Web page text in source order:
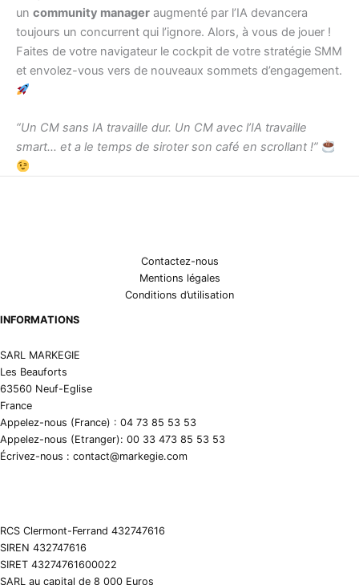
un community manager augmenté par l’IA devancera
toujours un concurrent qui l’ignore. Alors, à vous de jouer !
Faites de votre navigateur le cockpit de votre stratégie SMM
et envolez-vous vers de nouveaux sommets d’engagement.
“Un CM sans IA travaille dur. Un CM avec l’IA travaille
smart… et a le temps de siroter son café en scrollant !”
Contactez-nous
Mentions légales
Conditions d’utilisation
INFORMATIONS
SARL MARKEGIE
Les Beauforts
63560 Neuf-Eglise
France
Appelez-nous (France) : 04 73 85 53 53
Appelez-nous (Etranger): 00 33 473 85 53 53
Écrivez-nous : contact@markegie.com
RCS Clermont-Ferrand 432747616
SIREN 432747616
SIRET 43274761600022
SARL au capital de 8 000 Euros